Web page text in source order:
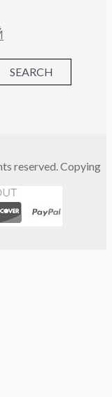
SEARCH
reserved. Copying